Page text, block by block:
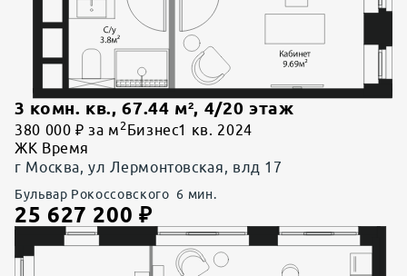
3 комн. кв., 67.44 м², 4/20 этаж
380 000 ₽ за м 2 Бизнес1 кв. 2024
ЖК Время
г Москва, ул Лермонтовская, влд 17
Бульвар Рокоссовского 6 мин.
25 627 200 ₽